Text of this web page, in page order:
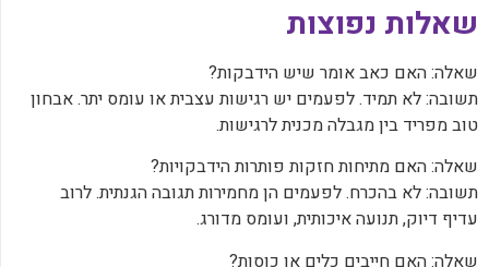
‏שאלות נפוצות
‏שאלה: האם כאב אומר שיש הידבקות?
‏תשובה: לא תמיד. לפעמים יש רגישות עצבית או עומס יתר. אבחון
טוב מפריד בין מגבלה מכנית לרגישות.
‏שאלה: האם מתיחות חזקות פותרות הידבקויות?
‏תשובה: לא בהכרח. לפעמים הן מחמירות תגובה הגנתית. לרוב
עדיף דיוק, תנועה איכותית, ועומס מדורג.
‏שאלה: האם חייבים כלים או כוסות?